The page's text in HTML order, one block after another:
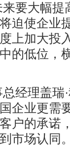
要大幅提
迫使企业
上加大投
的低位，
经理盖瑞
企业更需
户的承诺
市场认同